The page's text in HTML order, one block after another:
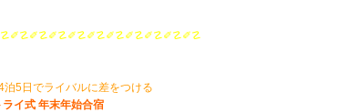
✐☡✐☡✐☡✐☡✐☡✐☡✐☡✐☡
泊5日でライバルに差をつける
ライ式 年末年始合宿